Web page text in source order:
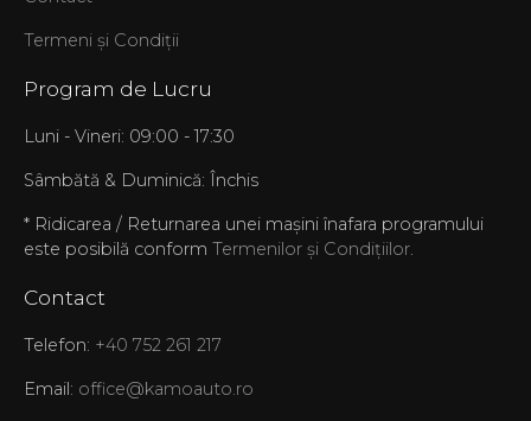
Termeni și Condiții
Program de Lucru
Luni - Vineri: 09:00 - 17:30
Sâmbătă & Duminică: Închis
* Ridicarea / Returnarea unei mașini înafara programului
este posibilă conform Termenilor și Condițiilor.
Contact
Telefon: +40 752 261 217
Email: office@kamoauto.ro